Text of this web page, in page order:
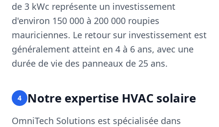
de 3 kWc représente un investissement
d'environ 150 000 à 200 000 roupies
mauriciennes. Le retour sur investissement est
généralement atteint en 4 à 6 ans, avec une
durée de vie des panneaux de 25 ans.
4 Notre expertise HVAC solaire
OmniTech Solutions est spécialisée dans